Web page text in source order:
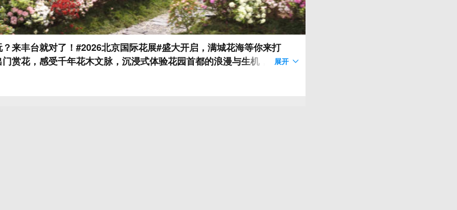
来丰台就对了！#2026北京国际花展#盛大开启，满城花海等你来打
赏花，感受千年花木文脉，沉浸式体验花园首都的浪漫与生机，33天花
展开